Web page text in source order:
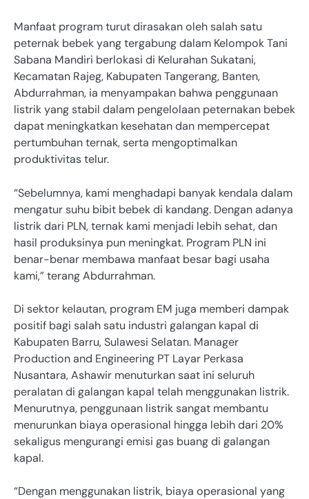
Manfaat program turut dirasakan oleh salah satu
peternak bebek yang tergabung dalam Kelompok Tani
Sabana Mandiri berlokasi di Kelurahan Sukatani,
Kecamatan Rajeg, Kabupaten Tangerang, Banten,
Abdurrahman, ia menyampakan bahwa penggunaan
listrik yang stabil dalam pengelolaan peternakan bebek
dapat meningkatkan kesehatan dan mempercepat
pertumbuhan ternak, serta mengoptimalkan
produktivitas telur.
“Sebelumnya, kami menghadapi banyak kendala dalam
mengatur suhu bibit bebek di kandang. Dengan adanya
listrik dari PLN, ternak kami menjadi lebih sehat, dan
hasil produksinya pun meningkat. Program PLN ini
benar-benar membawa manfaat besar bagi usaha
kami,” terang Abdurrahman.
Di sektor kelautan, program EM juga memberi dampak
positif bagi salah satu industri galangan kapal di
Kabupaten Barru, Sulawesi Selatan. Manager
Production and Engineering PT Layar Perkasa
Nusantara, Ashawir menuturkan saat ini seluruh
peralatan di galangan kapal telah menggunakan listrik.
Menurutnya, penggunaan listrik sangat membantu
menurunkan biaya operasional hingga lebih dari 20%
sekaligus mengurangi emisi gas buang di galangan
kapal.
“Dengan menggunakan listrik, biaya operasional yang